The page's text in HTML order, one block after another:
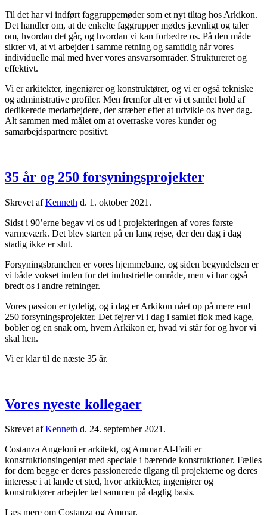
Til det har vi indført faggruppemøder som et nyt tiltag hos Arkikon.
Det handler om, at de enkelte faggrupper mødes jævnligt og taler
om, hvordan det går, og hvordan vi kan forbedre os. På den måde
sikrer vi, at vi arbejder i samme retning og samtidig når vores
individuelle mål med hver vores ansvarsområder. Struktureret og
effektivt.
Vi er arkitekter, ingeniører og konstruktører, og vi er også tekniske
og administrative profiler. Men fremfor alt er vi et samlet hold af
dedikerede medarbejdere, der stræber efter at udvikle os hver dag.
Alt sammen med målet om at overraske vores kunder og
samarbejdspartnere positivt.
35 år og 250 forsyningsprojekter
Skrevet afKenneth d. 1. oktober 2021 .
Sidst i 90’erne begav vi os ud i projekteringen af vores første
varmeværk. Det blev starten på en lang rejse, der den dag i dag
stadig ikke er slut.
Forsyningsbranchen er vores hjemmebane, og siden begyndelsen er
vi både vokset inden for det industrielle område, men vi har også
bredt os i andre retninger.
Vores passion er tydelig, og i dag er Arkikon nået op på mere end
250 forsyningsprojekter. Det fejrer vi i dag i samlet flok med kage,
bobler og en snak om, hvem Arkikon er, hvad vi står for og hvor vi
skal hen.
Vi er klar til de næste 35 år.
Vores nyeste kollegaer
Skrevet afKenneth d. 24. september 2021.
Costanza Angeloni er arkitekt, og Ammar Al-Faili er
konstruktionsingeniør med speciale i bærende konstruktioner. Fælles
for dem begge er deres passionerede tilgang til projekterne og deres
interesse i at lande et sted, hvor arkitekter, ingeniører og
konstruktører arbejder tæt sammen på daglig basis.
Læs mere om Costanza og Ammar.